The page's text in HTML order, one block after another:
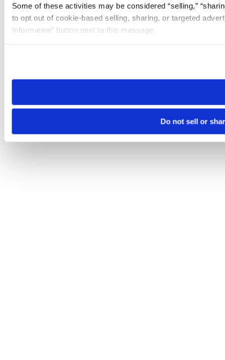
Some of these activities may be considered “selling,”
to opt out of cookie-based selling, sharing, or targeted
Information” button next to this message.
need to be set again.
Do not sell or